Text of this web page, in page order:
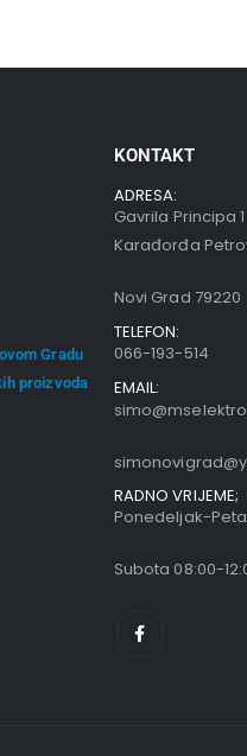
Gradu
proizvoda
KONTAKT
ADRESA:
Gavrila Principa 1
Karađorđa
Novi Grad 79220
TELEFON:
066-193-514
EMAIL:
RADNO VRIJEME;
Ponedeljak-
Subota 08:00-